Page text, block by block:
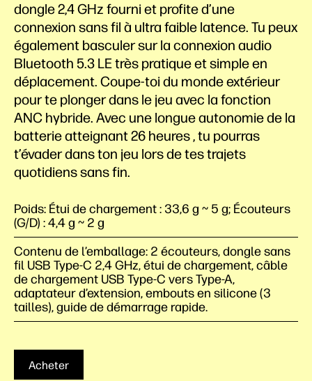
dongle 2,4 GHz fourni et profite d’une
connexion sans fil à ultra faible latence. Tu peux
également basculer sur la connexion audio
Bluetooth 5.3 LE très pratique et simple en
déplacement. Coupe-toi du monde extérieur
pour te plonger dans le jeu avec la fonction
ANC hybride. Avec une longue autonomie de la
batterie atteignant 26 heures, tu pourras
t’évader dans ton jeu lors de tes trajets
quotidiens sans fin.
Poids: Étui de chargement : 33,6 g ~ 5 g; Écouteurs
(G/D) : 4,4 g ~ 2 g
Contenu de l’emballage: 2 écouteurs, dongle sans
fil USB Type-C 2,4 GHz, étui de chargement, câble
de chargement USB Type-C vers Type-A,
adaptateur d’extension, embouts en silicone (3
tailles), guide de démarrage rapide.
Acheter